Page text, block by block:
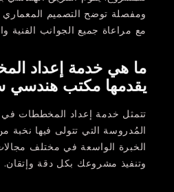
ومفصلة توضح التصميم
مع مراعاة جميع الجوانب الفنية
ما هي خدمة إعداد
يقدمها مكتب هندسي
تتمثل خدمة إعداد المخططات
المُدروسة التي تتولى فيها نخبة
الخبرة الواسعة في مختلف
وتنفيذ مشروعك بكل دقة وإتقان.